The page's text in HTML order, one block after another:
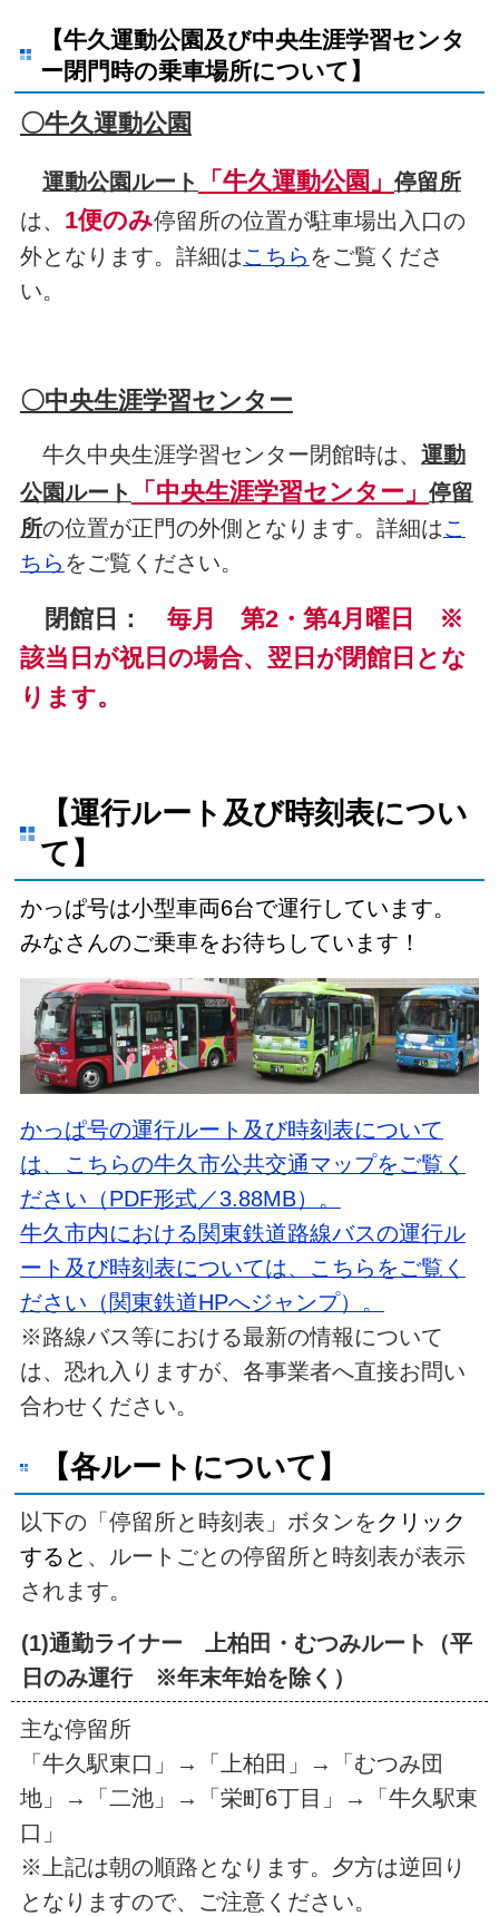
【牛久運動公園及び中央生涯学習センタ
ー閉門時の乗車場所について】
〇牛久運動公園
運動公園ルート 「牛久運動公園」 停留所
は、 1便のみ停留所の位置が駐車場出入口の
外となります。詳細はこちら をご覧くださ
い。
〇中央生涯学習センター
牛久中央生涯学習センター閉館時は、 運動
公園ルート
「中央生涯学習センター」 停留
所の位置が正門の外側となります。詳細はこ
ちら をご覧ください。
閉館日： 毎月 第2・第4月曜日 ※
該当日が祝日の場合、翌日が閉館日とな
ります。
【運行ルート及び時刻表につい
て】
かっぱ号は小型車両6台で運行しています。
みなさんのご乗車をお待ちしています！
かっぱ号の運行ルート及び時刻表について
は、こちらの牛久市公共交通マップをご覧く
ださい（PDF形式／3.88MB）。
牛久市内における関東鉄道路線バスの運行ル
ート及び時刻表については、こちらをご覧く
ださい（関東鉄道HPへジャンプ）。
※路線バス等における最新の情報について
は、恐れ入りますが、各事業者へ直接お問い
合わせください。
【各ルートについて】
以下の「停留所と時刻表」ボタンをクリック
すると 、ルートごとの停留所と時刻表が表示
されます。
(1)通勤ライナー 上柏田・むつみルート（平
日のみ運行 ※年末年始を除く）
主な停留所
「牛久駅東口」→「上柏田」→「むつみ団
地」→「二池」→「栄町6丁目」→「牛久駅東
口」
※上記は朝の順路となります。夕方は逆回り
となりますので、ご注意ください。